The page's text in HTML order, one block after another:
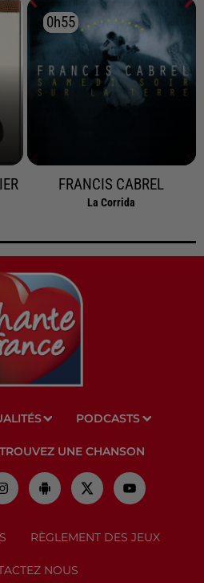
0h55
0h55
FRANCIS CABREL
La Corrida
PODCASTS
UNE CHANSON
RÈGLEMENT DES JEUX
NOUS